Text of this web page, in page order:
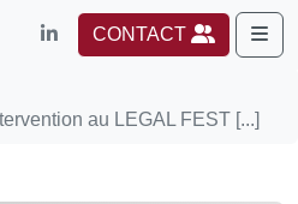
CONTACT
au LEGAL FEST [...]